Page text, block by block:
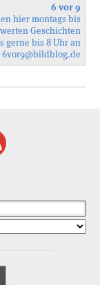
6 vor 9
hier montags bis
Geschichten
gerne bis 8 Uhr an
6vor9@bildblog.de